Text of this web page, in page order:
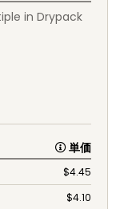
in Drypack
単価
$4.45
$4.10